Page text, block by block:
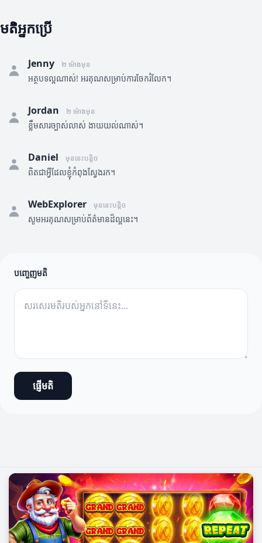
មតិអ្នកប្រើ
Jenny ២ ម៉ោងមុន
អត្ថបទល្អណាស់! អរគុណសម្រាប់ការចែករំលែក។
Jordan ២ ម៉ោងមុន
ខ្លឹមសារច្បាស់លាស់ ងាយយល់ណាស់។
Daniel មុននេះបន្តិច
ពិតជាអ្វីដែលខ្ញុំកំពុងស្វែងរក។
WebExplorer មុននេះបន្តិច
សូមអរគុណសម្រាប់ព័ត៌មានដ៏ល្អនេះ។
បញ្ចេញមតិ
ផ្ញើមតិ